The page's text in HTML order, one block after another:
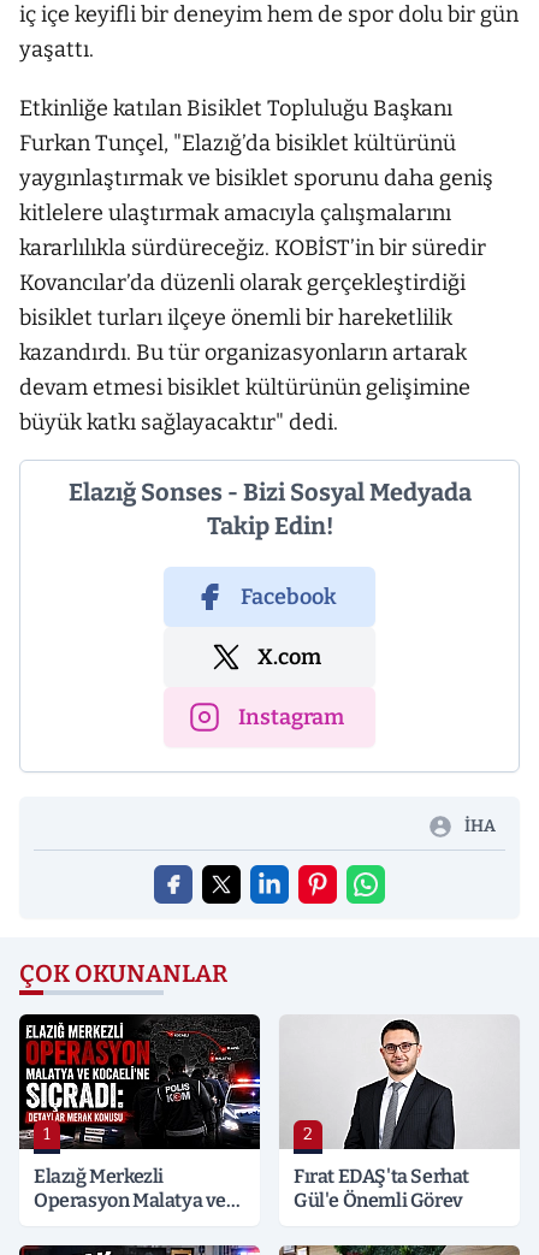
iç içe keyifli bir deneyim hem de spor dolu bir gün
yaşattı.
Etkinliğe katılan Bisiklet Topluluğu Başkanı
Furkan Tunçel, "Elazığ’da bisiklet kültürünü
yaygınlaştırmak ve bisiklet sporunu daha geniş
kitlelere ulaştırmak amacıyla çalışmalarını
kararlılıkla sürdüreceğiz. KOBİST’in bir süredir
Kovancılar’da düzenli olarak gerçekleştirdiği
bisiklet turları ilçeye önemli bir hareketlilik
kazandırdı. Bu tür organizasyonların artarak
devam etmesi bisiklet kültürünün gelişimine
büyük katkı sağlayacaktır" dedi.
Elazığ Sonses - Bizi Sosyal Medyada
Takip Edin!
Facebook
X.com
Instagram
İHA
ÇOK OKUNANLAR
1
Elazığ Merkezli
Operasyon Malatya ve
Detaylar Merak Konusu
2
Fırat EDAŞ'ta Serhat
Gül'e Önemli Görev